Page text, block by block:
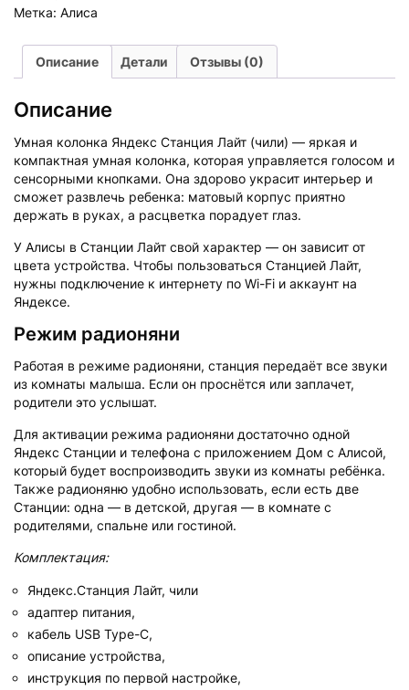
Метка: Алиса
Описание Детали Отзывы (0)
Описание
Умная колонка Яндекс Станция Лайт (чили) — яркая и
компактная умная колонка, которая управляется голосом и
сенсорными кнопками. Она здорово украсит интерьер и
сможет развлечь ребенка: матовый корпус приятно
держать в руках, а расцветка порадует глаз.
У Алисы в Станции Лайт свой характер — он зависит от
цвета устройства. Чтобы пользоваться Станцией Лайт,
нужны подключение к интернету по Wi-Fi и аккаунт на
Яндексе.
Режим радионяни
Работая в режиме радионяни, станция передаёт все звуки
из комнаты малыша. Если он проснётся или заплачет,
родители это услышат.
Для активации режима радионяни достаточно одной
Яндекс Станции и телефона с приложением Дом с Алисой,
который будет воспроизводить звуки из комнаты ребёнка.
Также радионяню удобно использовать, если есть две
Станции: одна — в детской, другая — в комнате с
родителями, спальне или гостиной.
Комплектация:
Яндекс.Станция Лайт, чили
адаптер питания,
кабель USB Type-C,
описание устройства,
инструкция по первой настройке,